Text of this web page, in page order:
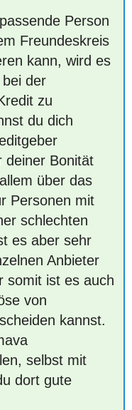
Person
Freundeskreis
kann, wird es
der
zu
du dich
deiner Bonität
über das
Personen mit
schlechten
es aber sehr
Anbieter
somit ist es auch
von
kannst.
selbst mit
dort gute